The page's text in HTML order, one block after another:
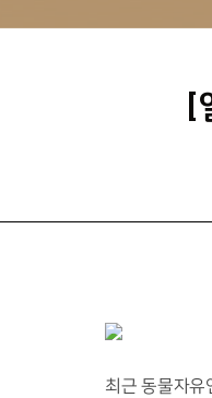
[
최근 동물자유